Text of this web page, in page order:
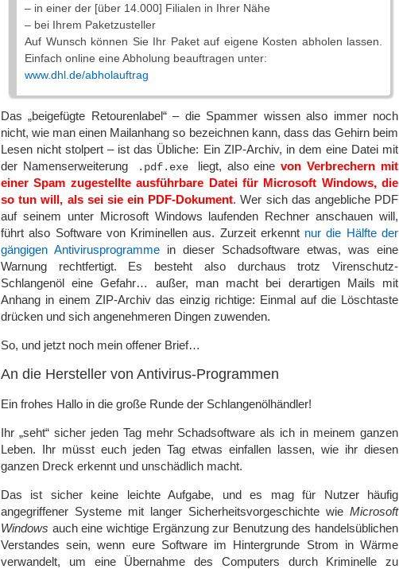
– in einer der [über 14.000] Filialen in Ihrer Nähe
– bei Ihrem Paketzusteller
Auf Wunsch können Sie Ihr Paket auf eigene Kosten abholen lassen.
Einfach online eine Abholung beauftragen unter:
www.dhl.de/abholauftrag
Das „beigefügte Retourenlabel“ – die Spammer wissen also immer noch
nicht, wie man einen Mailanhang so bezeichnen kann, dass das Gehirn beim
Lesen nicht stolpert – ist das Übliche: Ein ZIP-Archiv, in dem eine Datei mit
der Namenserweiterung
.pdf.exe liegt, also einevon Verbrechern mit
einer Spam zugestellte ausführbare Datei für Microsoft Windows, die
so tun will, als sei sie ein PDF-Dokument. Wer sich das angebliche PDF
auf seinem unter Microsoft Windows laufenden Rechner anschauen will,
führt also Software von Kriminellen aus. Zurzeit erkennt nur die Hälfte der
gängigen Antivirusprogramme in dieser Schadsoftware etwas, was eine
Warnung rechtfertigt. Es besteht also durchaus trotz Virenschutz-
Schlangenöl eine Gefahr… außer, man macht bei derartigen Mails mit
Anhang in einem ZIP-Archiv das einzig richtige: Einmal auf die Löschtaste
drücken und sich angenehmeren Dingen zuwenden.
So, und jetzt noch mein offener Brief…
An die Hersteller von Antivirus-Programmen
Ein frohes Hallo in die große Runde der Schlangenölhändler!
Ihr „seht“ sicher jeden Tag mehr Schadsoftware als ich in meinem ganzen
Leben. Ihr müsst euch jeden Tag etwas einfallen lassen, wie ihr diesen
ganzen Dreck erkennt und unschädlich macht.
Das ist sicher keine leichte Aufgabe, und es mag für Nutzer häufig
angegriffener Systeme mit langer Sicherheitsvorgeschichte wie Microsoft
Windows auch eine wichtige Ergänzung zur Benutzung des handelsüblichen
Verstandes sein, wenn eure Software im Hintergrunde Strom in Wärme
verwandelt, um eine Übernahme des Computers durch Kriminelle zu